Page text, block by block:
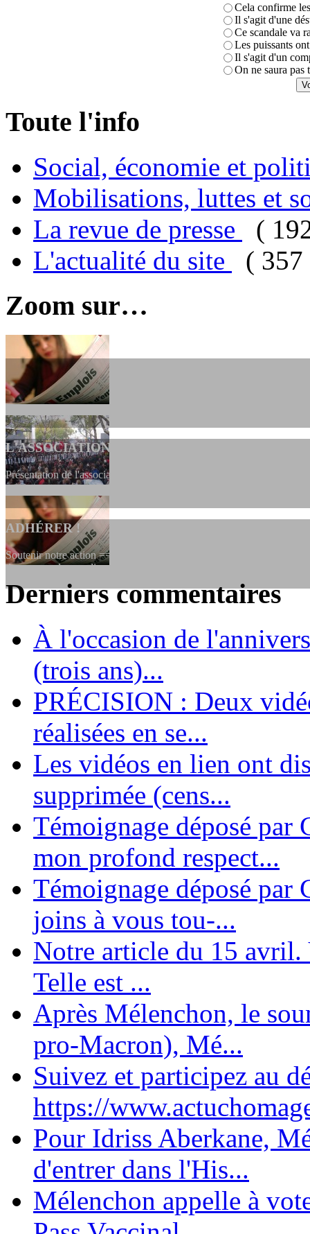
Cela confirme
Il s'agit d'une
Ce scandale va
Les puissants
Il s'agit d'un
On ne saura pas
Toute l'info
Social, économie et
Mobilisations, luttes et
La revue de presse
(
L'actualité du site
( 357
Zoom sur…
L'ASSOCIATION
Présentation de l'association et de sa charte qui encadre nos actions
ADHÉRER !
Soutenir notre action ==> Si vous souhaitez adhérer à
dessous, en le remplissant et en...
En 2004, une dizaine de personnes contribuèrent au lancement de
dernières années. L'aventure se pou...
Derniers commentaires
À l'occasion de
(trois ans)...
PRÉCISION : Deux
réalisées en se...
Les vidéos en lien ont
supprimée (cens...
Témoignage déposé par
mon profond respect...
Témoignage déposé par
joins à vous tou-...
Notre article du 15 avril.
Telle est ...
Après Mélenchon, le
pro-Macron), Mé...
Suivez et participez au
https://
Pour Idriss Aberkane,
d'entrer dans l'His...
Mélenchon appelle à